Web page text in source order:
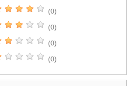
(0)
(0)
(0)
(0)